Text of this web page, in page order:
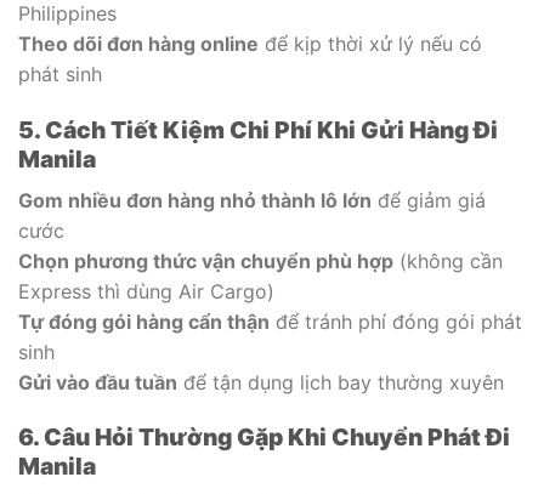
Philippines
Theo dõi đơn hàng online để kịp thời xử lý nếu có
phát sinh
5. Cách Tiết Kiệm Chi Phí Khi Gửi Hàng Đi
Manila
Gom nhiều đơn hàng nhỏ thành lô lớn để giảm giá
cước
Chọn phương thức vận chuyển phù hợp (không cần
Express thì dùng Air Cargo)
Tự đóng gói hàng cẩn thận để tránh phí đóng gói phát
sinh
Gửi vào đầu tuần để tận dụng lịch bay thường xuyên
6. Câu Hỏi Thường Gặp Khi Chuyển Phát Đi
Manila